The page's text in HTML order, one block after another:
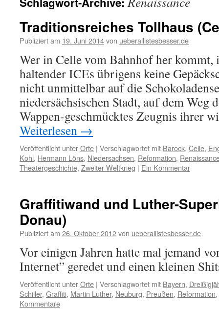
Traditionsreiches Tollhaus
Publiziert am 19. Juni 2014von ueberallistesbesser.de
Wer in Celle vom Bahnhof her kommt,
haltender ICEs übrigens keine
nicht unmittelbar auf die
niedersächsischen Stadt, auf dem Weg
Wappen-geschmücktes Zeugnis ihrer
Weiterlesen →
Veröffentlicht unterOrte | Verschlagwortet mit Barock, Celle,
Kohl, Hermann Löns, Niedersachsen, Reformation,
Theatergeschichte, Zweiter Weltkrieg | Ein Kommentar
Graffitiwand und Luther-
Donau)
Publiziert am 26. Oktober 2012von ueberallistesbesser.de
Vor einigen Jahren hatte mal jemand
Internet” geredet und einen kleinen
Veröffentlicht unterOrte | Verschlagwortet mit Bayern,
Schiller, Graffiti, Martin Luther, Neuburg, Preußen, Reformation,
Kommentare